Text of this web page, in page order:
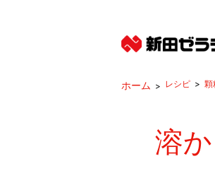
レシピ 顆
溶